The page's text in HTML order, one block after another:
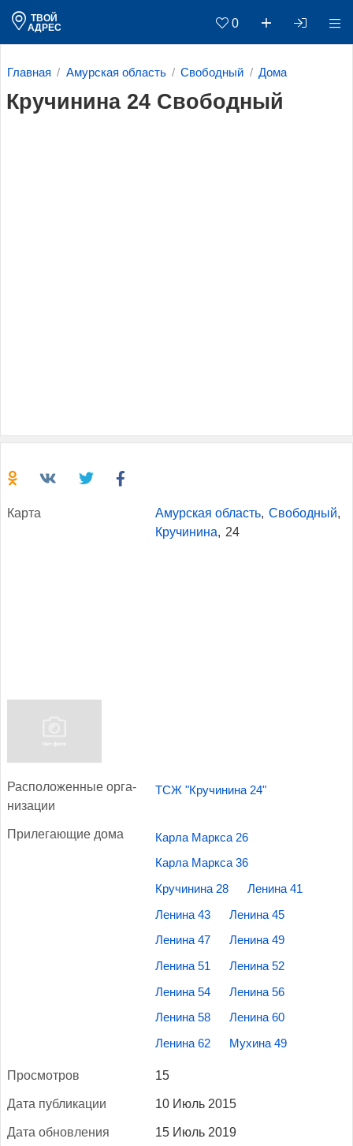
ТВОЙ
АДРЕС
0
Главная Амурская область Свободный Дома
Кручинина 24 Свободный
Кар­та Амурская область, Свободный,
Кручинина, 24
Рас­по­ложен­ные ор­га­
низа­ции
ТСЖ "Кручинина 24"
При­лега­ющие до­ма Карла Маркса 26
Карла Маркса 36
Кручинина 28 Ленина 41
Ленина 43 Ленина 45
Ленина 47 Ленина 49
Ленина 51 Ленина 52
Ленина 54 Ленина 56
Ленина 58 Ленина 60
Ленина 62 Мухина 49
Прос­мотров 15
Да­та пуб­ли­кации 10 Июль 2015
Да­та об­новле­ния 15 Июль 2019